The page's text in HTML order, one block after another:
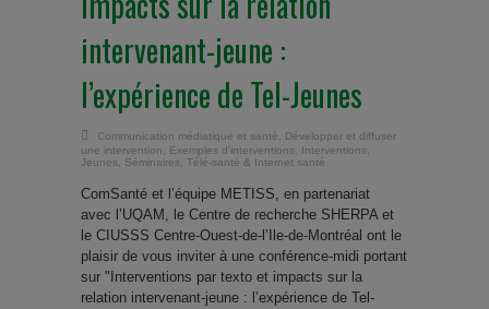
intervenant-jeune :
l’expérience de Tel-Jeunes
Communication médiatique et santé, Développer et diffuser
une intervention, Exemples d'interventions, Interventions,
Jeunes, Séminaires, Télé-santé & Internet santé
ComSanté et l’équipe METISS, en partenariat
avec l’UQAM, le Centre de recherche SHERPA et
le CIUSSS Centre-Ouest-de-l’Ile-de-Montréal ont le
plaisir de vous inviter à une conférence-midi portant
sur "Interventions par texto et impacts sur la
relation intervenant-jeune : l’expérience de Tel-